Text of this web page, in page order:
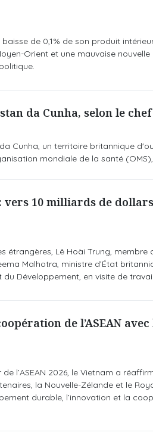
de 0,1% de son produit
Orient et une mauvaise
da Cunha, selon le chef
Cunha, un territoire britannique
mondiale de la santé
vers 10 milliards de dollars
étrangères, Lê Hoài Trung,
Malhotra, ministre d’État
Développement, en visite de
de l’ASEAN
de l’ASEAN 2026, le Vietnam a
la Nouvelle-Zélande et le
durable, l’innovation et la